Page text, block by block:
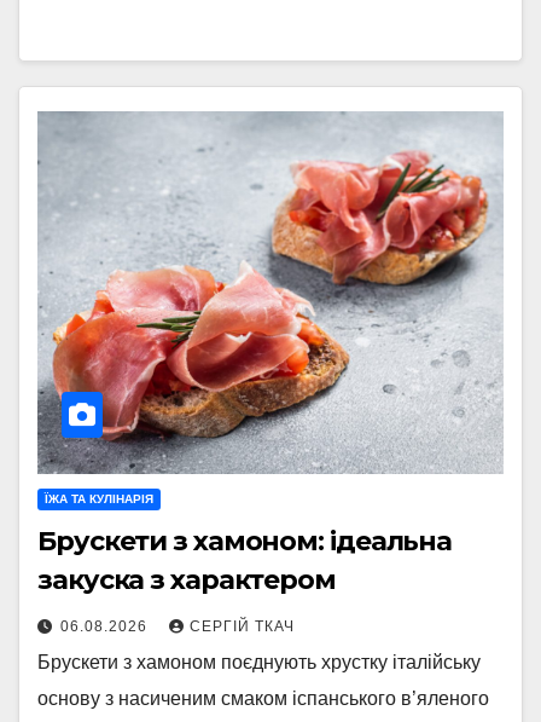
ЇЖА ТА КУЛІНАРІЯ
Брускети з хамоном: ідеальна
закуска з характером
06.08.2026 СЕРГІЙ ТКАЧ
Брускети з хамоном поєднують хрустку італійську
основу з насиченим смаком іспанського в’яленого